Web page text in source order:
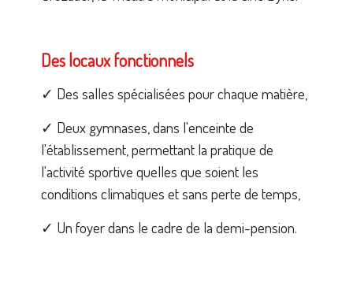
Des locaux fonctionnels
✓ Des salles spécialisées pour chaque matière,
✓ Deux gymnases, dans l'enceinte de
l'établissement, permettant la pratique de
l'activité sportive quelles que soient les
conditions climatiques et sans perte de temps,
✓ Un foyer dans le cadre de la demi-pension.